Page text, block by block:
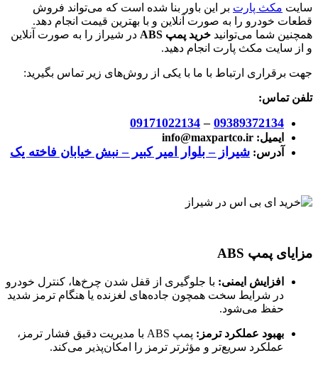
سایت مکث پارت بر این باور بنا شده است که می‌تواند فروش
قطعات خودرو را به صورت آنلاین و با بهترین قیمت انجام دهد.
همچنین شما می‌توانید خرید پمپ ABS
در شیراز را به صورت آنلاین
و از سایت مکث پارت انجام دهید.
جهت برقراری ارتباط با ما با یکی از روش‌های زیر تماس بگیرید:
تلفن تماس:
09389372134
–
09171022134
ایمیل: info@maxpartco.ir
آدرس: شیراز – بلوار امیر کبیر – نبش خیابان فاخته یک
مزایای پمپ ABS
افزایش ایمنی: با جلوگیری از قفل شدن چرخ‌ها، کنترل خودرو
در شرایط سخت همچون جاده‌های لغزنده یا هنگام ترمز شدید
حفظ می‌شود.
بهبود عملکرد ترمز:
پمپ ABS با مدیریت دقیق فشار ترمز،
عملکرد سریع‌تر و مؤثرتر ترمز را امکان‌پذیر می‌کند.